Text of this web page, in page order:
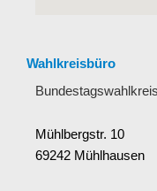
Wahlkreisbüro
Mühlbergstr. 10
69242 Mühlhausen